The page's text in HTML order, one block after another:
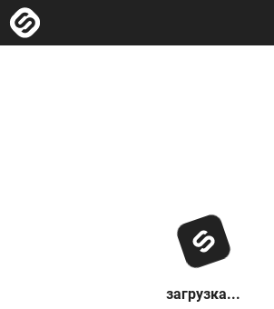
загрузка...